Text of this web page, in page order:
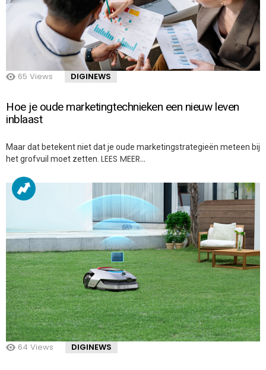
65 Views DIGINEWS
Hoe je oude marketingtechnieken een nieuw leven
inblaast
Maar dat betekent niet dat je oude marketingstrategieën meteen bij
het grofvuil moet zetten. LEES MEER…
64 Views DIGINEWS